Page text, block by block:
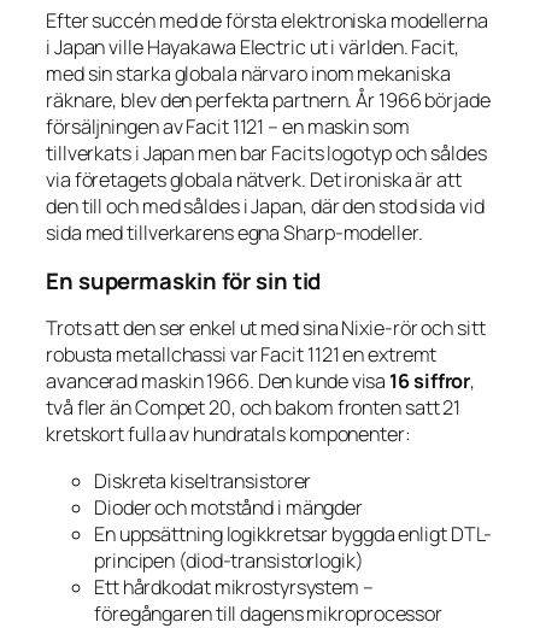
Efter succén med de första elektroniska modellerna
i Japan ville Hayakawa Electric ut i världen. Facit,
med sin starka globala närvaro inom mekaniska
räknare, blev den perfekta partnern. År 1966 började
försäljningen av Facit 1121 – en maskin som
tillverkats i Japan men bar Facits logotyp och såldes
via företagets globala nätverk. Det ironiska är att
den till och med såldesi Japan, där den stod sida vid
sida med tillverkarens egna Sharp-modeller.
En supermaskin för sin tid
Trots att den ser enkel ut med sina Nixie-rör och sitt
robusta metallchassi var Facit 1121 en extremt
avancerad maskin 1966. Den kunde visa 16 siffror,
två fler än Compet 20, och bakom fronten satt 21
kretskort fulla av hundratals komponenter:
Diskreta kiseltransistorer
Dioder och motstånd i mängder
En uppsättning logikkretsar byggda enligt DTL-
principen (diod-transistorlogik)
Ett hårdkodat mikrostyrsystem –
föregångaren till dagens mikroprocessor